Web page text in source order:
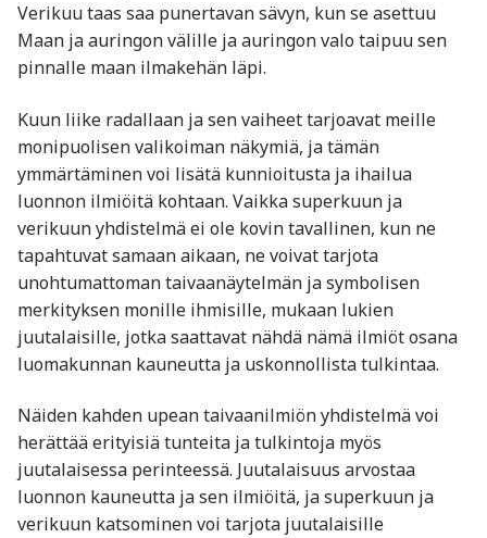
Verikuu taas saa punertavan sävyn, kun se asettuu
Maan ja auringon välille ja auringon valo taipuu sen
pinnalle maan ilmakehän läpi.
Kuun liike radallaan ja sen vaiheet tarjoavat meille
monipuolisen valikoiman näkymiä, ja tämän
ymmärtäminen voi lisätä kunnioitusta ja ihailua
luonnon ilmiöitä kohtaan. Vaikka superkuun ja
verikuun yhdistelmä ei ole kovin tavallinen, kun ne
tapahtuvat samaan aikaan, ne voivat tarjota
unohtumattoman taivaanäytelmän ja symbolisen
merkityksen monille ihmisille, mukaan lukien
juutalaisille, jotka saattavat nähdä nämä ilmiöt osana
luomakunnan kauneutta ja uskonnollista tulkintaa.
Näiden kahden upean taivaanilmiön yhdistelmä voi
herättää erityisiä tunteita ja tulkintoja myös
juutalaisessa perinteessä. Juutalaisuus arvostaa
luonnon kauneutta ja sen ilmiöitä, ja superkuun ja
verikuun katsominen voi tarjota juutalaisille